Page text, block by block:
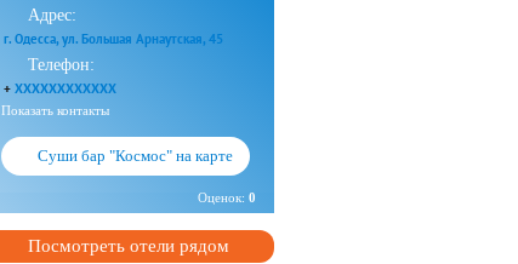
Адрес:
г. Одесса, ул. Большая Арнаутская, 45
Телефон:
+ XXXXXXXXXXXX
Показать контакты
Суши бар "Космос" на карте
Оценок: 0
Посмотреть отели рядом